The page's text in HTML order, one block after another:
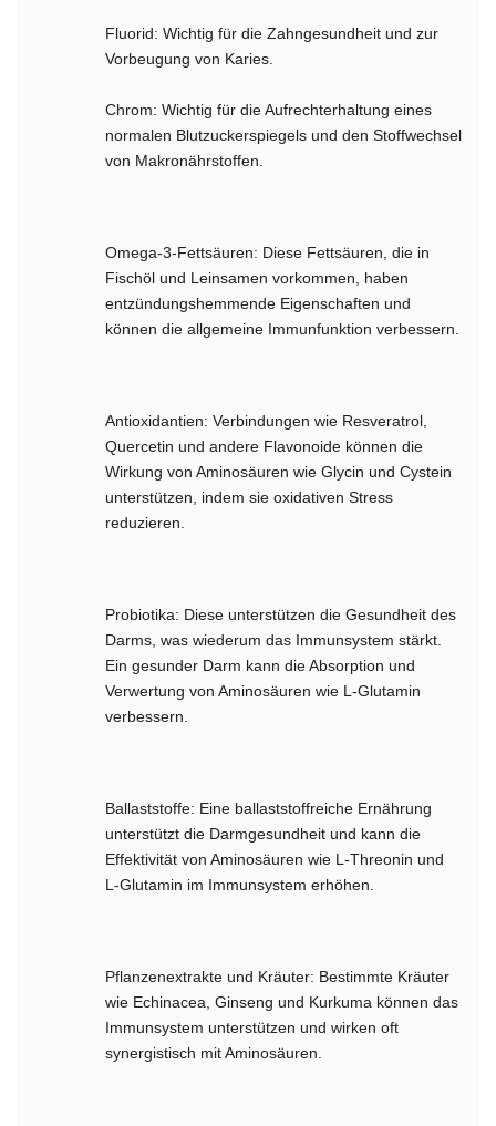
Fluorid: Wichtig für die Zahngesundheit und zur
Vorbeugung von Karies.
Chrom: Wichtig für die Aufrechterhaltung eines
normalen Blutzuckerspiegels und den Stoffwechsel
von Makronährstoffen.
Omega-3-Fettsäuren: Diese Fettsäuren, die in
Fischöl und Leinsamen vorkommen, haben
entzündungshemmende Eigenschaften und
können die allgemeine Immunfunktion verbessern.
Antioxidantien: Verbindungen wie Resveratrol,
Quercetin und andere Flavonoide können die
Wirkung von Aminosäuren wie Glycin und Cystein
unterstützen, indem sie oxidativen Stress
reduzieren.
Probiotika: Diese unterstützen die Gesundheit des
Darms, was wiederum das Immunsystem stärkt.
Ein gesunder Darm kann die Absorption und
Verwertung von Aminosäuren wie L-Glutamin
verbessern.
Ballaststoffe: Eine ballaststoffreiche Ernährung
unterstützt die Darmgesundheit und kann die
Effektivität von Aminosäuren wie L-Threonin und
L-Glutamin im Immunsystem erhöhen.
Pflanzenextrakte und Kräuter: Bestimmte Kräuter
wie Echinacea, Ginseng und Kurkuma können das
Immunsystem unterstützen und wirken oft
synergistisch mit Aminosäuren.